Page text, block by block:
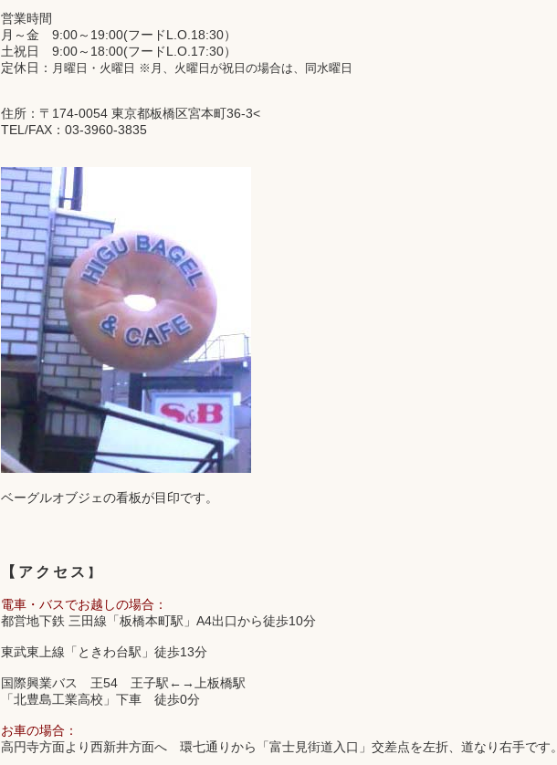
営業時間
月～金 9:00～19:00(フードL.O.18:30）
土祝日 9:00～18:00(フードL.O.17:30）
定休日： 月曜日 ・ 火曜日 ※月、火曜日が祝日の場合は、同水曜日
住所：〒174-0054 東京都板橋区宮本町36-3<
TEL/FAX：03-3960-3835
ベーグルオブジェの看板が目印です。
【 アクセス 】
電車・バスでお越しの場合：
都営地下鉄 三田線「板橋本町駅」A4出口から徒歩10分
東武東上線「ときわ台駅」徒歩13分
国際興業バス 王54 王子駅←→上板橋駅
「北豊島工業高校」下車 徒歩0分
お車の場合：
高円寺方面より西新井方面へ 環七通りから「富士見街道入口」交差点を左折、道なり右手です。